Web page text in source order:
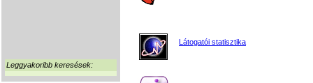
Leggyakoribb keresések:
Látogatói statisztika